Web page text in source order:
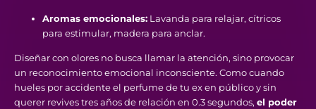
Aromas emocionales: Lavanda para relajar, cítricos
para estimular, madera para anclar.
Diseñar con olores no busca llamar la atención, sino provocar
un reconocimiento emocional inconsciente. Como cuando
hueles por accidente el perfume de tu ex en público y sin
querer revives tres años de relación en 0.3 segundos, el poder